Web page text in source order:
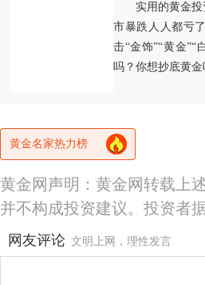
实用的黄金
市暴跌人人都亏
击“金饰”“黄金
吗？你想抄底黄金
黄金名家热力榜
黄金网声明：黄金网转载上
并不构成投资建议。投资者
网友评论 文明上网，理性发言